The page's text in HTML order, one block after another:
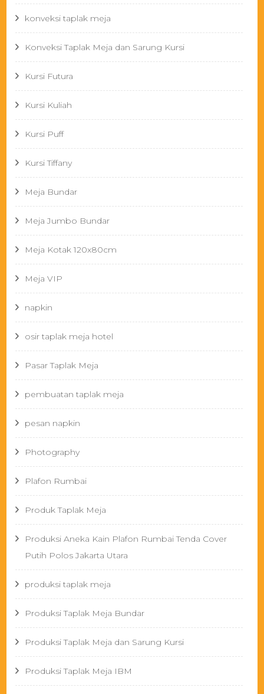
konveksi taplak meja
Konveksi Taplak Meja dan Sarung Kursi
Kursi Futura
Kursi Kuliah
Kursi Puff
Kursi Tiffany
Meja Bundar
Meja Jumbo Bundar
Meja Kotak 120x80cm
Meja VIP
napkin
osir taplak meja hotel
Pasar Taplak Meja
pembuatan taplak meja
pesan napkin
Photography
Plafon Rumbai
Produk Taplak Meja
Produksi Aneka Kain Plafon Rumbai Tenda Cover
Putih Polos Jakarta Utara
produksi taplak meja
Produksi Taplak Meja Bundar
Produksi Taplak Meja dan Sarung Kursi
Produksi Taplak Meja IBM